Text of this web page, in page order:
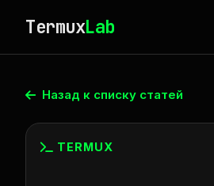
TermuxLab
Назад к списку статей
TERMUX